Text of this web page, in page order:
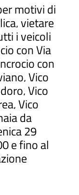
motivi di
vietare
i veicoli
con Via
con
Vico
Vico
Vico
da
29
e fino al